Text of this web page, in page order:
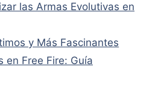
las Armas Evolutivas en
y Más Fascinantes
en Free Fire: Guía